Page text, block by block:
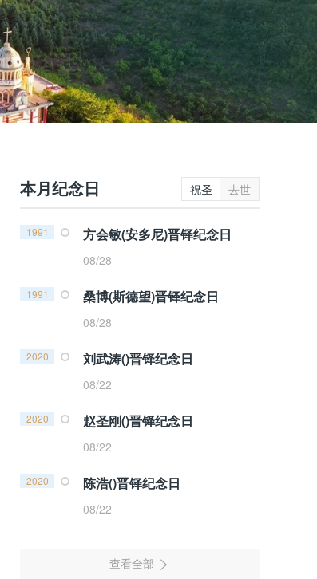
本月纪念日 祝圣 去世
1991 方会敏(安多尼)晋铎纪念日
08/28
1991 桑博(斯德望)晋铎纪念日
08/28
2020 刘武涛()晋铎纪念日
08/22
2020 赵圣刚()晋铎纪念日
08/22
2020 陈浩()晋铎纪念日
08/22